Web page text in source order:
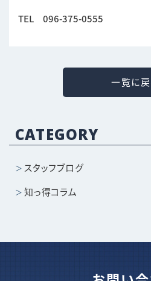
TEL 096-375-0555
一覧に戻
CATEGORY
スタッフブログ
知っ得コラム